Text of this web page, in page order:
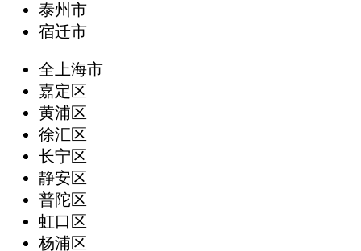
泰州市
宿迁市
全上海市
嘉定区
黄浦区
徐汇区
长宁区
静安区
普陀区
虹口区
杨浦区